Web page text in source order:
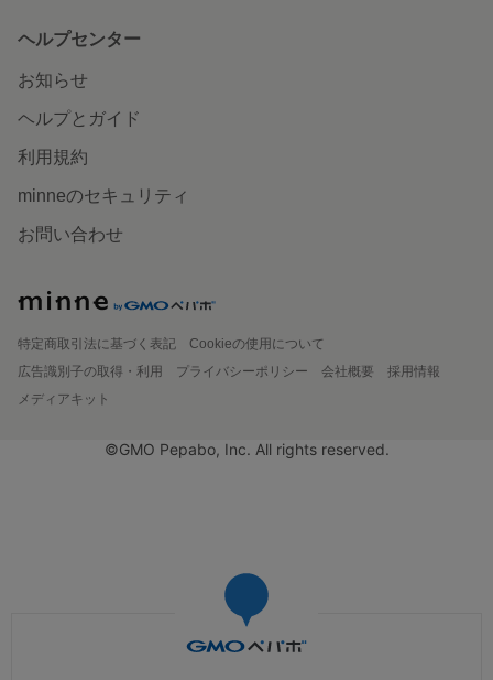
ヘルプセンター
お知らせ
ヘルプとガイド
利用規約
minneのセキュリティ
お問い合わせ
特定商取引法に基づく表記
Cookieの使用について
広告識別子の取得・利用
プライバシーポリシー 会社概要
採用情報
メディアキット
©GMO Pepabo, Inc. All rights reserved.